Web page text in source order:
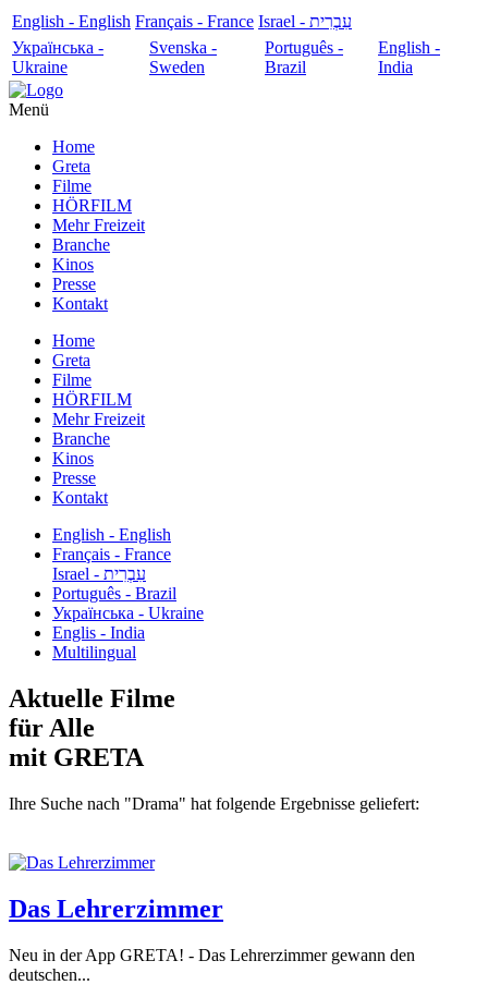
English - English Français - France
עִבְרִית - Israel
Українська -
Ukraine
Svenska -
Sweden
Português -
Brazil
English -
India
Menü
Home
Greta
Filme
HÖRFILM
Mehr Freizeit
Branche
Kinos
Presse
Kontakt
Home
Greta
Filme
HÖRFILM
Mehr Freizeit
Branche
Kinos
Presse
Kontakt
English - English
Français - France
עִבְרִית - Israel
Português - Brazil
Українська - Ukraine
Englis - India
Multilingual
Aktuelle Filme
für Alle
mit GRETA
Ihre Suche nach "Drama" hat folgende Ergebnisse geliefert:
Das Lehrerzimmer
Neu in der App GRETA! - Das Lehrerzimmer gewann den
deutschen...